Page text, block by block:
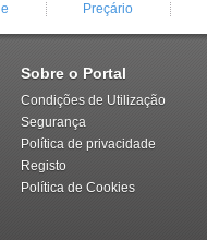
Preçário
Sobre o Portal
Condições de Utilização
Segurança
Política de privacidade
Registo
Política de Cookies